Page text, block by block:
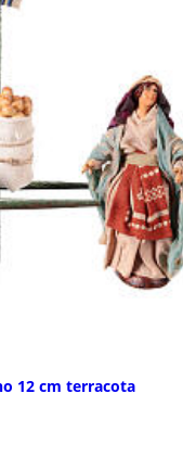
12 cm terracota